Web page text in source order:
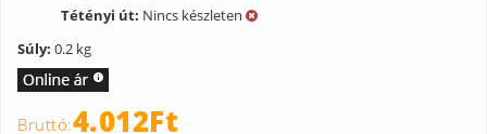
Tétényi út: Nincs készleten
Súly: 0.2 kg
4.012Ft